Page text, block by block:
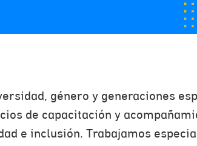
género y generaciones
de capacitación y
e inclusión. Trabajamos